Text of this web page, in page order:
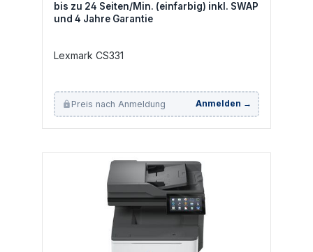
bis zu 24 Seiten/Min. (einfarbig) inkl. SWAP
und 4 Jahre Garantie
Lexmark CS331
Preis nach Anmeldung Anmelden →